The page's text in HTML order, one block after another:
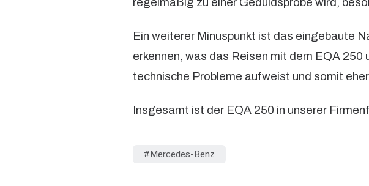
Ein weiterer Minuspunkt ist das eingebaute
erkennen, was das Reisen mit dem EQA
technische Probleme aufweist und somit
Insgesamt ist der EQA 250 in unserer
Mercedes-Benz